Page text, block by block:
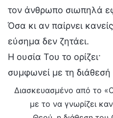
τον άνθρωπο σιωπηλά
Όσα κι αν παίρνει
εύσημα δεν ζητάει.
Η ουσία Του το ορίζει·
συμφωνεί με τη
Διασκευασμένο από το
με το να γνωρίζει